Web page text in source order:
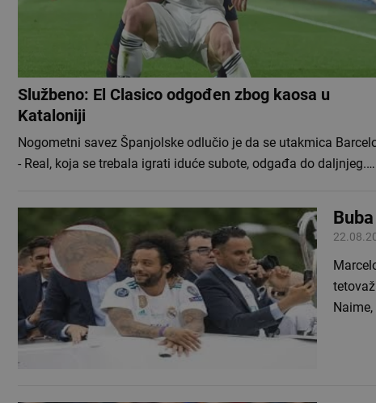
Službeno: El Clasico odgođen zbog kaosa u
Kataloniji
Nogometni savez Španjolske odlučio je da se utakmica
- Real, koja se trebala igrati iduće subote, odgađa do daljnjeg.…